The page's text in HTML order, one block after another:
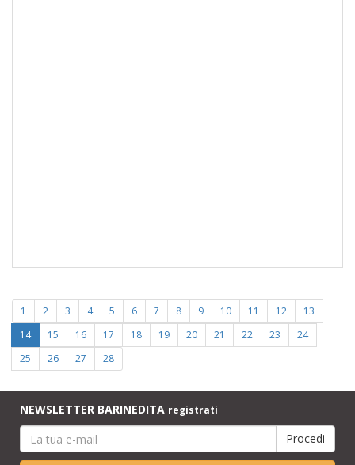
1 2 3 4 5 6 7 8 9 10 11 12
13
14
15 16 17 18 19 20 21 22 23
24
25
26 27 28
NEWSLETTER BARINEDITA registrati